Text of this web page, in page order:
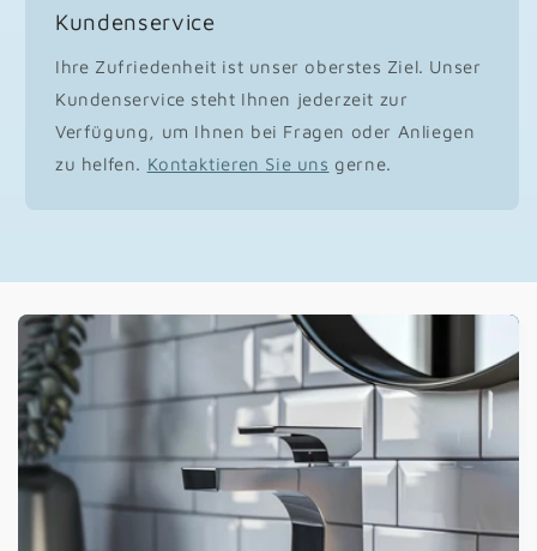
Kundenservice
Ihre Zufriedenheit ist unser oberstes Ziel. Unser
Kundenservice steht Ihnen jederzeit zur
Verfügung, um Ihnen bei Fragen oder Anliegen
zu helfen. Kontaktieren Sie uns gerne.